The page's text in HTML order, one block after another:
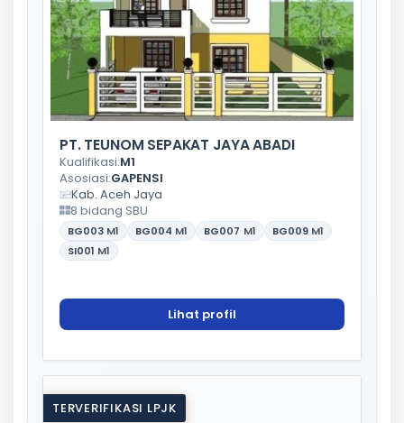
PT. TEUNOM SEPAKAT JAYA ABADI
Kualifikasi:M1
Asosiasi:GAPENSI
Kab. Aceh Jaya
8 bidang SBU
BG003 M1 BG004 M1 BG007 M1 BG009 M1
SI001 M1
Lihat profil
TERVERIFIKASI LPJK